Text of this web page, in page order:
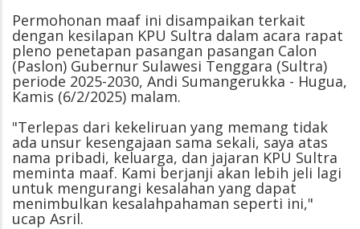
Permohonan maaf ini disampaikan terkait
dengan kesilapan KPU Sultra dalam acara rapat
pleno penetapan pasangan pasangan Calon
(Paslon) Gubernur Sulawesi Tenggara (Sultra)
periode 2025-2030, Andi Sumangerukka - Hugua,
Kamis (6/2/2025) malam.
"Terlepas dari kekeliruan yang memang tidak
ada unsur kesengajaan sama sekali, saya atas
nama pribadi, keluarga, dan jajaran KPU Sultra
meminta maaf. Kami berjanji akan lebih jeli lagi
untuk mengurangi kesalahan yang dapat
menimbulkan kesalahpahaman seperti ini,"
ucap Asril.